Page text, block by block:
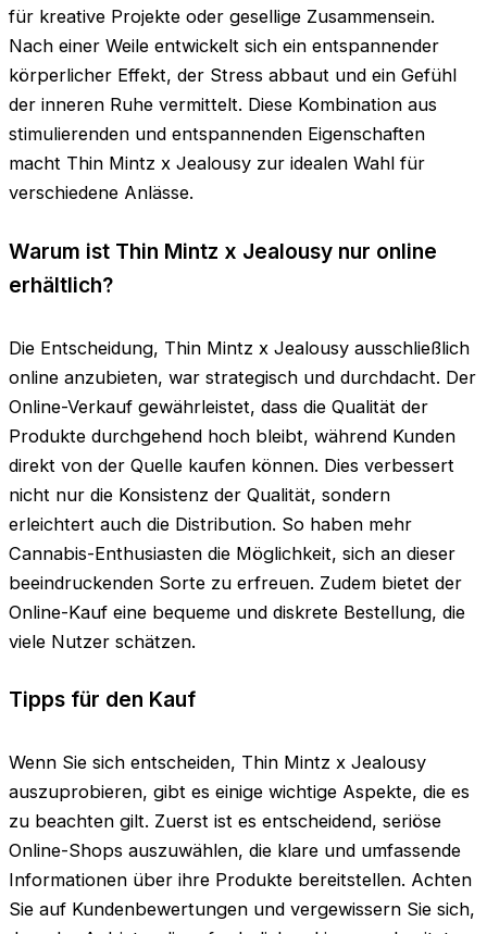
für kreative Projekte oder gesellige Zusammensein.
Nach einer Weile entwickelt sich ein entspannender
körperlicher Effekt, der Stress abbaut und ein Gefühl
der inneren Ruhe vermittelt. Diese Kombination aus
stimulierenden und entspannenden Eigenschaften
macht Thin Mintz x Jealousy zur idealen Wahl für
verschiedene Anlässe.
Warum ist Thin Mintz x Jealousy nur online
erhältlich?
Die Entscheidung, Thin Mintz x Jealousy ausschließlich
online anzubieten, war strategisch und durchdacht. Der
Online-Verkauf gewährleistet, dass die Qualität der
Produkte durchgehend hoch bleibt, während Kunden
direkt von der Quelle kaufen können. Dies verbessert
nicht nur die Konsistenz der Qualität, sondern
erleichtert auch die Distribution. So haben mehr
Cannabis-Enthusiasten die Möglichkeit, sich an dieser
beeindruckenden Sorte zu erfreuen. Zudem bietet der
Online-Kauf eine bequeme und diskrete Bestellung, die
viele Nutzer schätzen.
Tipps für den Kauf
Wenn Sie sich entscheiden, Thin Mintz x Jealousy
auszuprobieren, gibt es einige wichtige Aspekte, die es
zu beachten gilt. Zuerst ist es entscheidend, seriöse
Online-Shops auszuwählen, die klare und umfassende
Informationen über ihre Produkte bereitstellen. Achten
Sie auf Kundenbewertungen und vergewissern Sie sich,